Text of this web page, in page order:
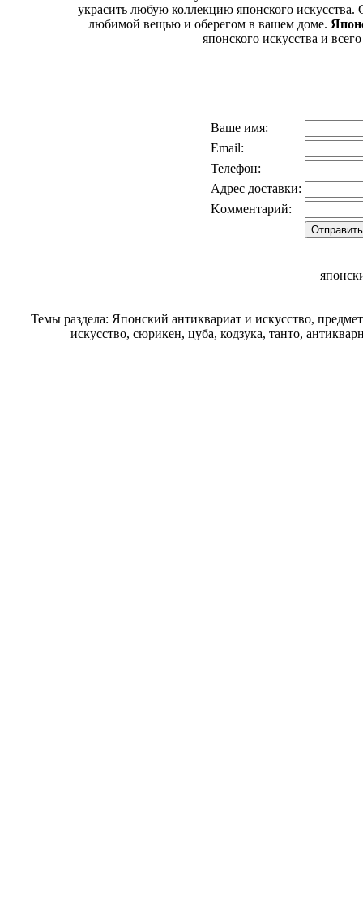
украсить любую коллекцию японского
любимой вещью и оберегом в вашем доме.
японского искусства и
Ваше имя:
Email:
Телефон:
Адрес доставки:
Kомментарий:
Темы раздела: Японский антиквариат и искусство,
искусство, сюрикен, цуба, кодзука, танто,